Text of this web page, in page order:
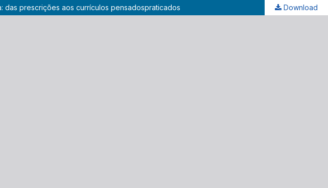
das prescrições aos currículos pensadospraticados Download